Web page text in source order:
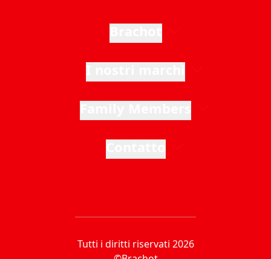
Tutti i diritti riservati 2026